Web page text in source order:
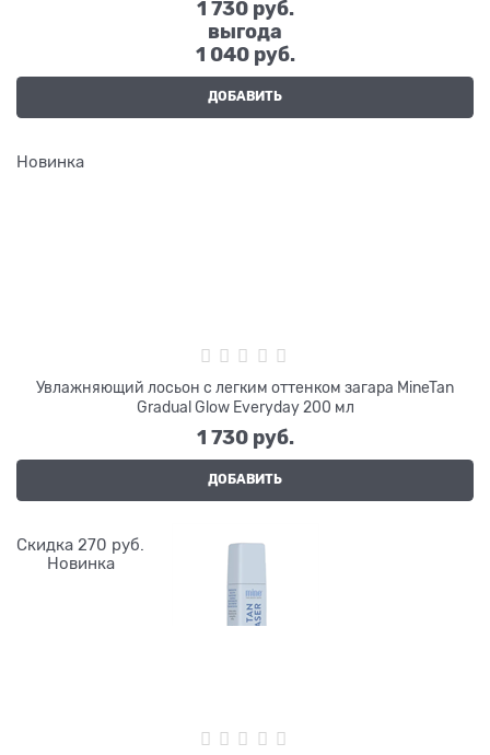
1 730 руб.
выгода
1 040 руб.
ДОБАВИТЬ
Новинка
Увлажняющий лосьон с легким оттенком загара MineTan
Gradual Glow Everyday 200 мл
1 730 руб.
ДОБАВИТЬ
Скидка 270 руб.
Новинка